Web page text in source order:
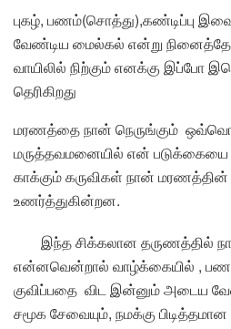
புகழ், பணம்(சொத்து),கண்டிப்பு
வேண்டிய மைல்கல் என்று
வாயிலில் நிற்கும் எனக்கு இப்போ
தெரிகிறது
மரணத்தை நான் நெருங்கும்
மருத்தவமனையில் என் படுக்கையை
காக்கும் கருவிகள் நான்
உணர்த்துகின்றன.
இந்த சிக்கலான தருணத்தில்
என்னவென்றால் வாழ்க்கையில் ,
குவிப்பதை விட இன்னும் அடைய
சமூக சேவையும், நமக்கு